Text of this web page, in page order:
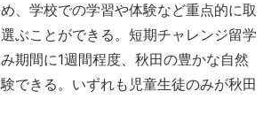
、学校での学習や体験など重点的に取
ぶことができる。短期チャレンジ留学
期間に1週間程度、秋田の豊かな自然
できる。いずれも児童生徒のみが秋田